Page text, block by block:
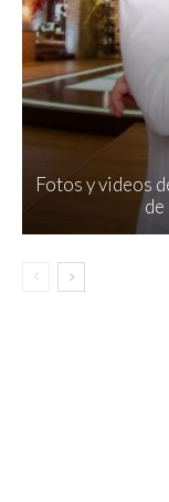
Fotos y videos